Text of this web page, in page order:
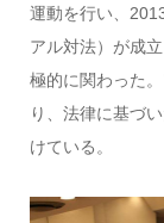
運動を行い、
アル対法）が成
極的に関わった
り、法律に基づ
けている。